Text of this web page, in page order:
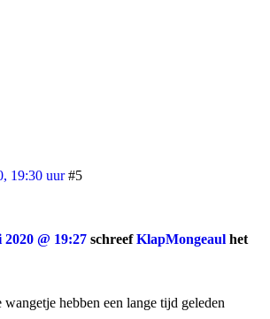
19:30 uur #5
@ 19:27 schreefKlapMongeaul het
hebben een lange tijd geleden